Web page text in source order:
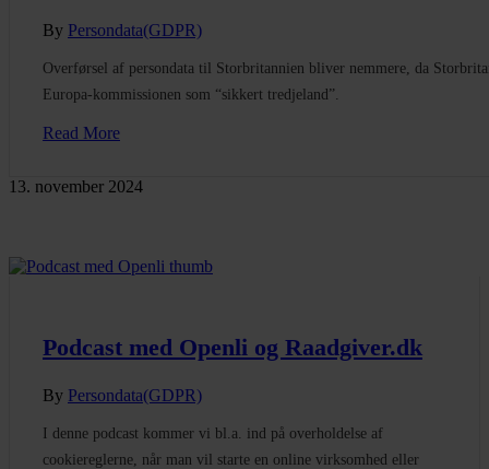
By Persondata(GDPR)
Overførsel af persondata til Storbritannien bliver nemmere, da
Europa-kommissionen som “sikkert tredjeland”.
Read More
13. november 2024
Podcast med Openli og Raadgiver.dk
By Persondata(GDPR)
I denne podcast kommer vi bl.a. ind på overholdelse af
cookiereglerne, når man vil starte en online virksomhed eller